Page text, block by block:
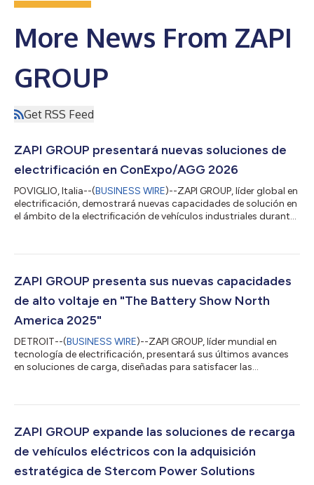
More News From ZAPI
GROUP
Get RSS Feed
ZAPI GROUP presentará nuevas soluciones de
electrificación en ConExpo/AGG 2026
POVIGLIO, Italia--(BUSINESS WIRE)--ZAPI GROUP, líder global en
electrificación, demostrará nuevas capacidades de solución en
el ámbito de la electrificación de vehículos industriales durante
electrificados evolucionan hacia aplicaciones de mayor
convertidores CC/CC integrados de mayor potencia,
inversores, motores eléctricos y cargadores de...
ZAPI GROUP presenta sus nuevas capacidades
de alto voltaje en "The Battery Show North
America 2025"
DETROIT--(BUSINESS WIRE)--ZAPI GROUP, líder mundial en
tecnología de electrificación, presentará sus últimos avances
en soluciones de carga, diseñadas para satisfacer las
feria "The Battery Show North America", que se celebrará en
nuevas capacidades de carga de alto voltaje y alta potencia
para fabricantes de equi...
ZAPI GROUP expande las soluciones de recarga
de vehículos eléctricos con la adquisición
estratégica de Stercom Power Solutions